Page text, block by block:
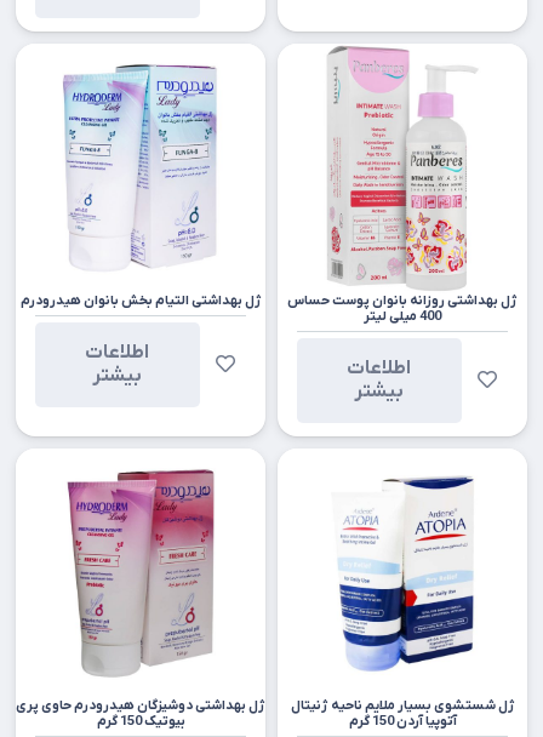
ژل بهداشتی روزانه بانوان پوست حساس
400 میلی لیتر
اطلاعات
بیشتر
ژل بهداشتی التیام بخش بانوان هیدرودرم
اطلاعات
بیشتر
ژل شستشوی بسیار ملایم ناحیه ژنیتال
آتوپیا آردن 150 گرم
ژل بهداشتی دوشیزگان هیدرودرم حاوی پری
بیوتیک 150 گرم